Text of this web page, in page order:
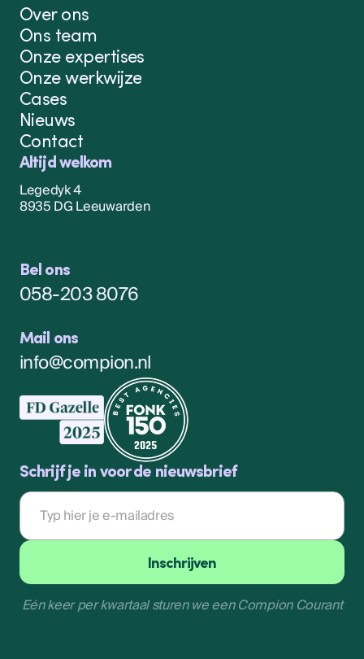
Over ons
Ons team
Onze expertises
Onze werkwijze
Cases
Nieuws
Contact
Altijd welkom
Legedyk 4
8935 DG Leeuwarden
Bel ons
058-203 8076
Mail ons
info@compion.nl
Schrijf je in voor de nieuwsbrief
E-
mailadres
Inschrijven
Inschrijven
Eén keer per kwartaal sturen we een Compion Courant